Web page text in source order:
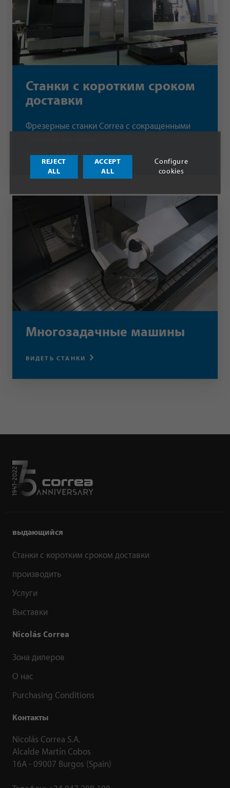
Станки с коротким сроком
доставки
Фрезерные станки Correa с сокращенными
ВИДЕТЬ СТАНКИ
Многозадачные машины
ВИДЕТЬ СТАНКИ
выдающийся
Станки с коротким сроком доставки
производить
Услуги
Выставки
Nicolás Correa
Зона дилеров
О нас
Purchasing Conditions
Контакты
Nicolás Correa S.A.
Alcalde Martín Cobos
16A - 09007 Burgos (Spain)
REJECT
ALL
ACCEPT
ALL
Configure
cookies